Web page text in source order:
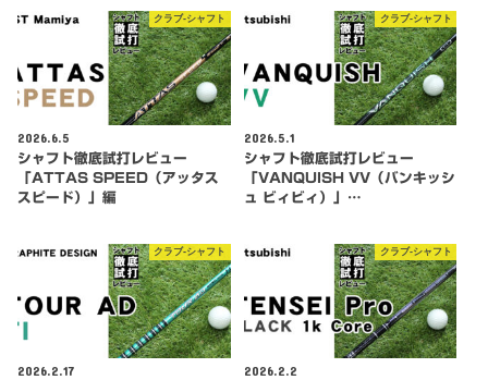
クラブ-シャフト
2026.6.5
シャフト徹底試打レビュー
「ATTAS SPEED（アッタス
スピード）」編
クラブ-シャフト
2026.5.1
シャフト徹底試打レビュー
「VANQUISH VV（バンキッシ
ュ ビィビィ）」…
クラブ-シャフト
2026.2.17
クラブ-シャフト
2026.2.2